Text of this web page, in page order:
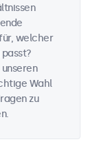
welcher
Wahl
zu